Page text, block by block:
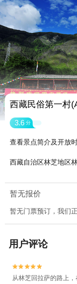
西藏民俗第一村
3.6 分
查看景点简介及开放
西藏自治区林芝地区
暂无报价
暂无门票预订，我们
用户评论


从林芝回拉萨的路上
